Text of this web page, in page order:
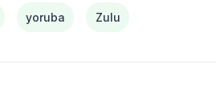
yoruba Zulu